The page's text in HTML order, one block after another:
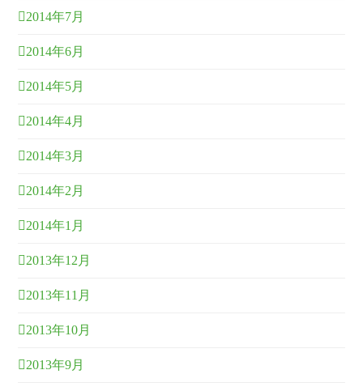
2014年7月
2014年6月
2014年5月
2014年4月
2014年3月
2014年2月
2014年1月
2013年12月
2013年11月
2013年10月
2013年9月